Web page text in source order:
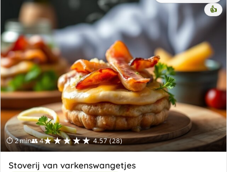
⏱ 2 min👥 4★★★★★ 4.57 (28)
👍
Stoverij van varkenswangetjes